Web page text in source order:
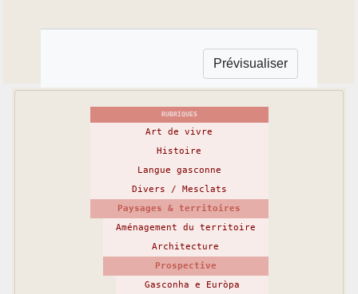
RUBRIQUES
Art de vivre
Histoire
Langue gasconne
Divers / Mesclats
Paysages & territoires
Aménagement du territoire
Architecture
Prospective
Gasconha e Euròpa